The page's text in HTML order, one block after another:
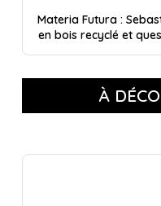
Materia Futura :
en bois recyclé et
À